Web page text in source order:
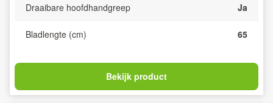
Draaibare hoofdhandgreep Ja
Bladlengte (cm) 65
Bekijk product